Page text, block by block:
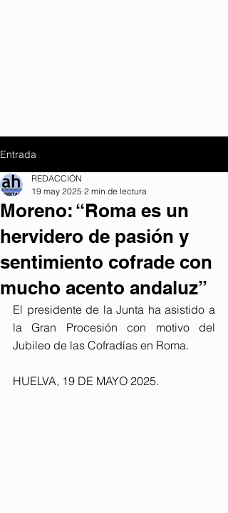
Entrada
Moreno: “Roma es un
hervidero de pasión y
sentimiento cofrade con
mucho acento andaluz”
REDACCIÓN
19 may 2025 2 min de lectura
El presidente de la Junta ha asistido a
la Gran Procesión con motivo del
Jubileo de las Cofradías en Roma.
HUELVA, 19 DE MAYO 2025.